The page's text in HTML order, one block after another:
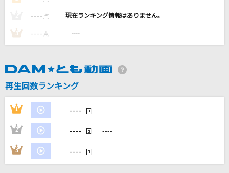
エイリアンエイリアン
ナユタン星人
[生音]ハッピーエンド
back number
---- 点 ----
3 ---- 点 ----
再生回数ランキング
1 ---- 回 ----
2 ---- 回 ----
3 ---- 回 ----